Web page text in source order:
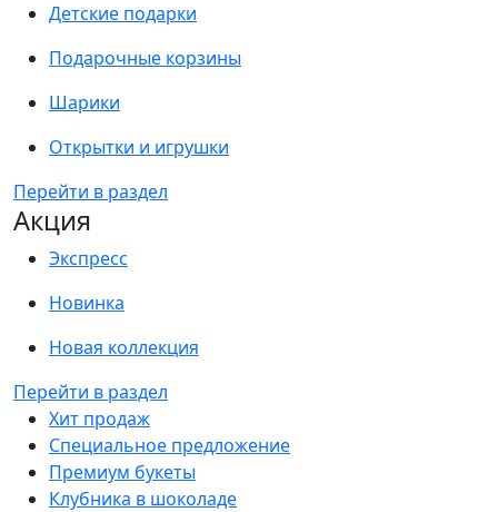
Детские подарки
Подарочные корзины
Шарики
Открытки и игрушки
Перейти в раздел
Акция
Экспресс
Новинка
Новая коллекция
Перейти в раздел
Хит продаж
Специальное предложение
Премиум букеты
Клубника в шоколаде